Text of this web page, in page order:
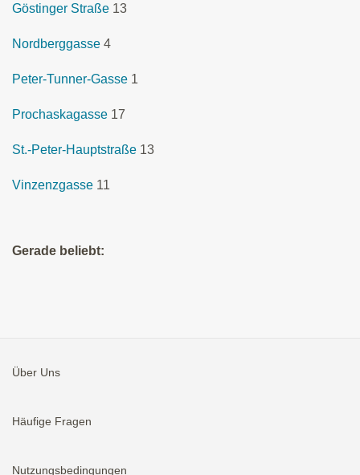
Göstinger Straße 13
Nordberggasse 4
Peter-Tunner-Gasse 1
Prochaskagasse 17
St.-Peter-Hauptstraße 13
Vinzenzgasse 11
Gerade beliebt:
Über Uns
Häufige Fragen
Nutzungsbedingungen